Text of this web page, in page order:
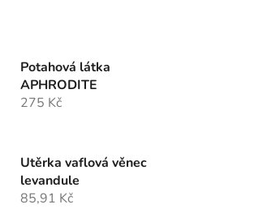
Potahová látka
APHRODITE
275 Kč
Utěrka vaflová věnec
levandule
85,91 Kč